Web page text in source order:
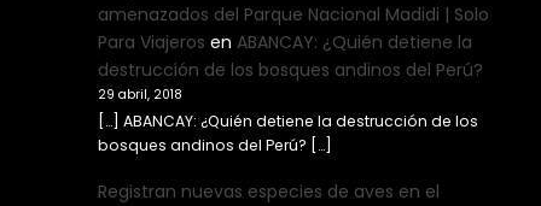
amenazados del Parque Nacional Madidi | Solo
Para Viajeros en ABANCAY: ¿Quién detiene la
destrucción de los bosques andinos del Perú?
29 abril, 2018
[…] ABANCAY: ¿Quién detiene la destrucción de los
bosques andinos del Perú? […]
Registran nuevas especies de aves en el